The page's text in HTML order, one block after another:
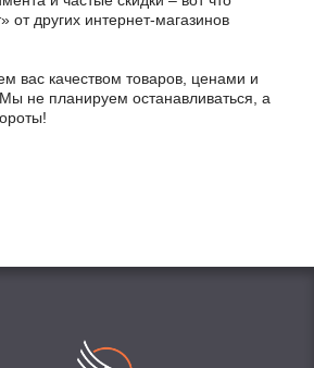
от других интернет-магазинов
вас качеством товаров, ценами и
не планируем останавливаться, а